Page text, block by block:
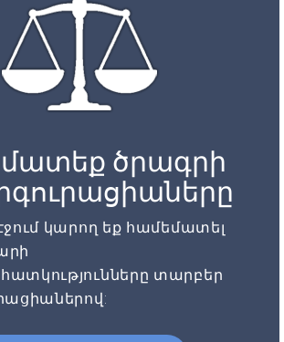
ծրագրի
կարող եք համեմատել
տարբեր